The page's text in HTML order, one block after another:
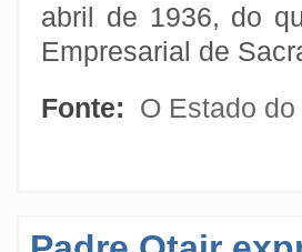
abril de 1936, do
Empresarial de
Fonte:
O Estado